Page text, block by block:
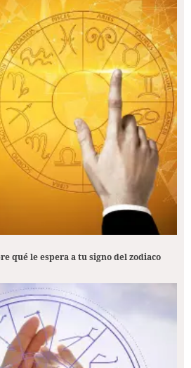
qué le espera a tu signo del zodiaco